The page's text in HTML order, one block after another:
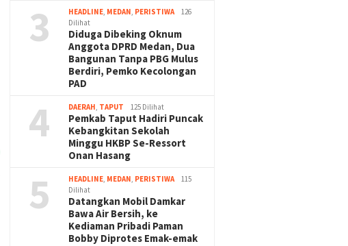
3 HEADLINE, MEDAN, PERISTIWA
126
Dilihat
Diduga Dibeking Oknum
Anggota DPRD Medan, Dua
Bangunan Tanpa PBG Mulus
Berdiri, Pemko Kecolongan
PAD
4 DAERAH, TAPUT 125 Dilihat
Pemkab Taput Hadiri Puncak
Kebangkitan Sekolah
Minggu HKBP Se-Ressort
Onan Hasang
5 HEADLINE, MEDAN, PERISTIWA
115
Dilihat
Datangkan Mobil Damkar
Bawa Air Bersih, ke
Kediaman Pribadi Paman
Bobby Diprotes Emak-emak